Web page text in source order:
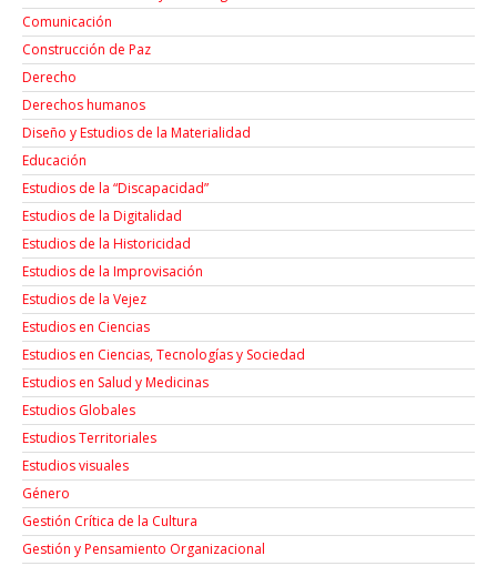
Comunicación
Construcción de Paz
Derecho
Derechos humanos
Diseño y Estudios de la Materialidad
Educación
Estudios de la “Discapacidad”
Estudios de la Digitalidad
Estudios de la Historicidad
Estudios de la Improvisación
Estudios de la Vejez
Estudios en Ciencias
Estudios en Ciencias, Tecnologías y Sociedad
Estudios en Salud y Medicinas
Estudios Globales
Estudios Territoriales
Estudios visuales
Género
Gestión Crítica de la Cultura
Gestión y Pensamiento Organizacional